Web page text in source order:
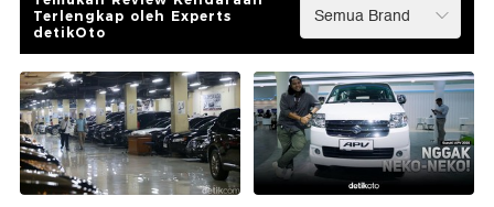
Terlengkap oleh Experts
detikOto